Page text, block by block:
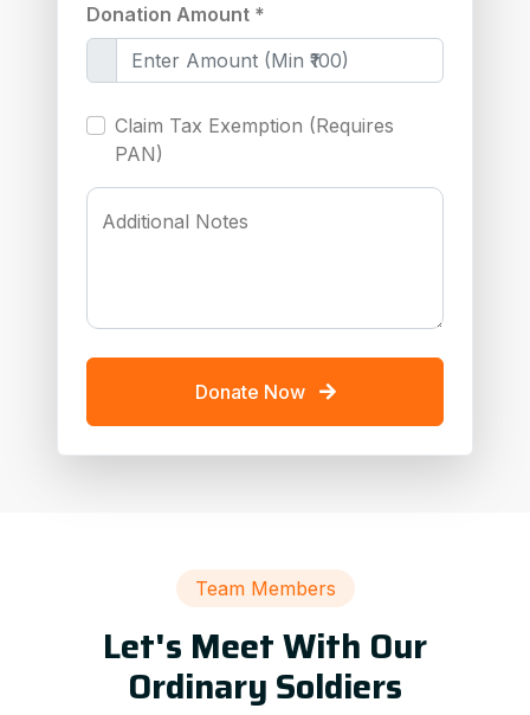
Donation Amount *
Claim Tax Exemption (Requires
PAN)
Additional Notes
Donate Now
Team Members
Let's Meet With Our
Ordinary Soldiers